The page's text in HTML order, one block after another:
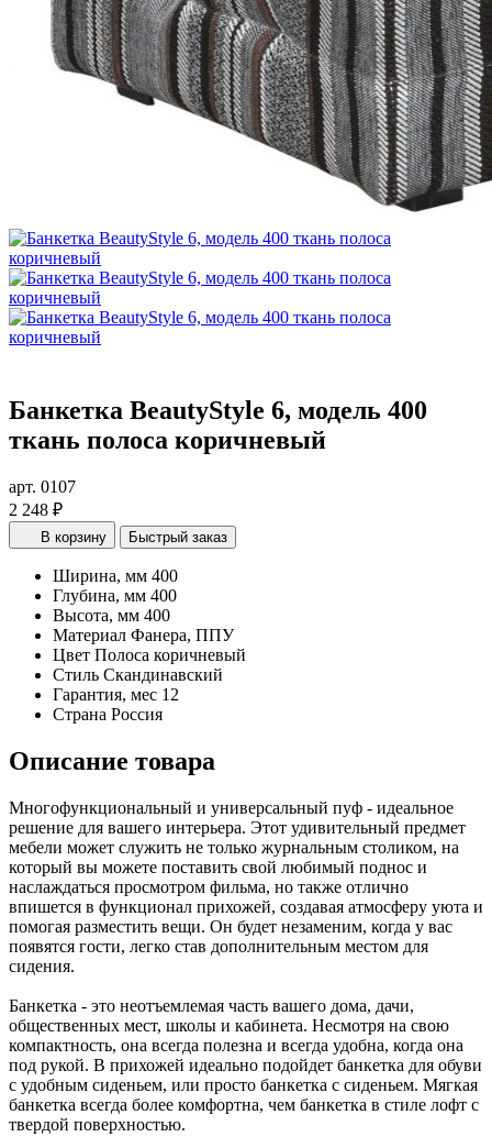
Банкетка BeautyStyle 6, модель 400
ткань полоса коричневый
арт. 0107
2 248 ₽
В корзину Быстрый заказ
Ширина, мм 400
Глубина, мм 400
Высота, мм 400
Материал Фанера, ППУ
Цвет Полоса коричневый
Стиль Скандинавский
Гарантия, мес 12
Страна Россия
Описание товара
Многофункциональный и универсальный пуф - идеальное
решение для вашего интерьера. Этот удивительный предмет
мебели может служить не только журнальным столиком, на
который вы можете поставить свой любимый поднос и
наслаждаться просмотром фильма, но также отлично
впишется в функционал прихожей, создавая атмосферу уюта и
помогая разместить вещи. Он будет незаменим, когда у вас
появятся гости, легко став дополнительным местом для
сидения.
Банкетка - это неотъемлемая часть вашего дома, дачи,
общественных мест, школы и кабинета. Несмотря на свою
компактность, она всегда полезна и всегда удобна, когда она
под рукой. В прихожей идеально подойдет банкетка для обуви
с удобным сиденьем, или просто банкетка с сиденьем. Мягкая
банкетка всегда более комфортна, чем банкетка в стиле лофт с
твердой поверхностью.